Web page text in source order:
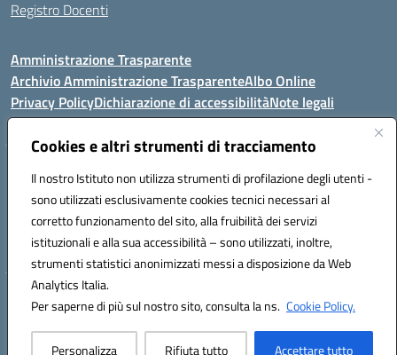
Cookies e altri strumenti di tracciamento
Il nostro Istituto non utilizza strumenti di profilazione degli utenti -
sono utilizzati esclusivamente cookies tecnici necessari al
corretto funzionamento del sito, alla fruibilità dei servizi
istituzionali e alla sua accessibilità – sono utilizzati, inoltre,
strumenti statistici anonimizzati messi a disposizione da Web
Analytics Italia.
Per saperne di più sul nostro sito, consulta la ns. Cookie Policy.
Personalizza Rifiuta tutto Accettare tutto
Registro Docenti
Amministrazione Trasparente
Archivio Amministrazione TrasparenteAlbo Online
Privacy PolicyDichiarazione di accessibilitàNote legali
Istituto Comprensivo Statale
8° G. FALCONE – R. SCAUDA"
Via Cupa Campanariello, 5 - 80059, Torre del Greco (NA)
Tel. +39 0818834377 - Fax +39 0818834377 - Cod.Fisc. 95170530638
Email: naic8df00a@istruzione.it - PEC: naic8df00a@pec.istruzione.it
Hosting & Powered by 3D Solution S.r.l.
Concept & Design by Designers Italia